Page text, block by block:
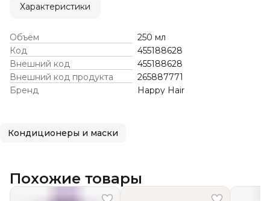
Характеристики
Объём
250 мл
Код
455188628
Внешний код
455188628
Внешний код продукта
265887771
Бренд
Happy Hair
Кондиционеры и маски
Похожие товары